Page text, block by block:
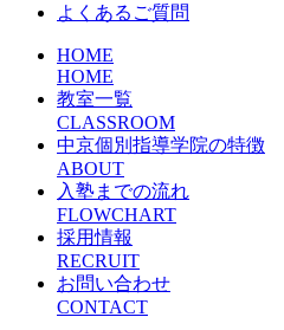
よくあるご質問
HOME
HOME
教室一覧
CLASSROOM
中京個別指導学院の特徴
ABOUT
入塾までの流れ
FLOWCHART
採用情報
RECRUIT
お問い合わせ
CONTACT